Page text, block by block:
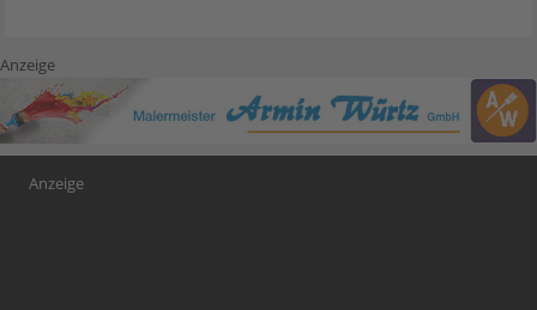
Anzeige
Anzeige